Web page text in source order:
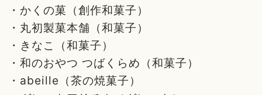
・かくの菓（創作和菓子）
・丸初製菓本舗（和菓子）
・きなこ（和菓子）
・和のおやつ つばくらめ（和菓子）
・abeille（茶の焼菓子）